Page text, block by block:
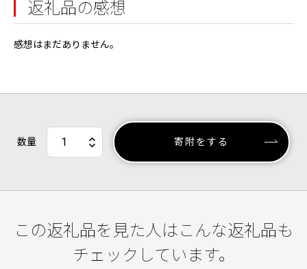
返礼品の感想
感想はまだありません。
数量 寄附をする
この返礼品を見た人はこんな返礼品も
チェックしています。